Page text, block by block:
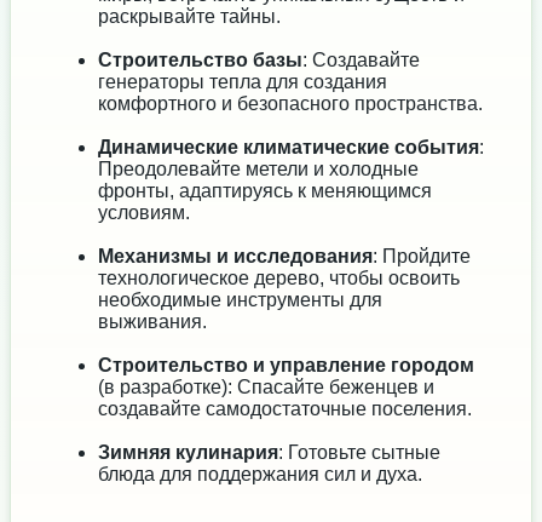
раскрывайте тайны.
Строительство базы: Создавайте
генераторы тепла для создания
комфортного и безопасного пространства.
Динамические климатические события:
Преодолевайте метели и холодные
фронты, адаптируясь к меняющимся
условиям.
Механизмы и исследования: Пройдите
технологическое дерево, чтобы освоить
необходимые инструменты для
выживания.
Строительство и управление городом
(в разработке): Спасайте беженцев и
создавайте самодостаточные поселения.
Зимняя кулинария: Готовьте сытные
блюда для поддержания сил и духа.